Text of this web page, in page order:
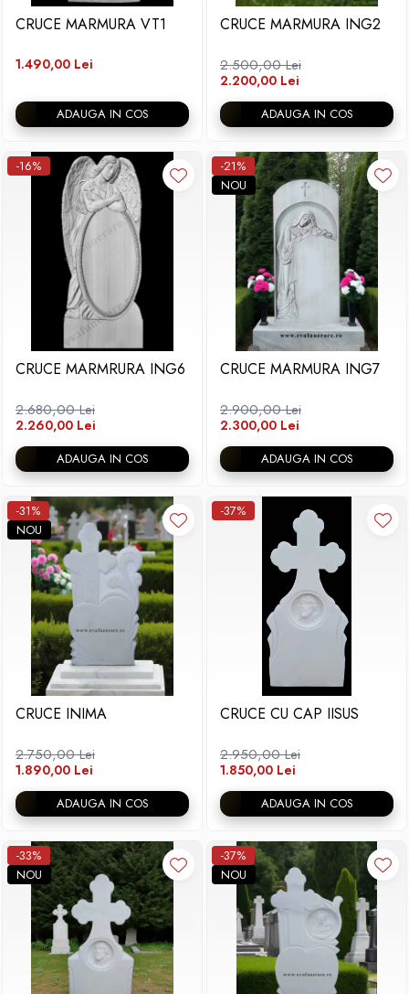
CRUCE MARMURA VT1
1.490,00 Lei
ADAUGA IN COS
CRUCE MARMURA ING2
2.500,00 Lei
2.200,00 Lei
ADAUGA IN COS
-16%
CRUCE MARMRURA ING6
2.680,00 Lei
2.260,00 Lei
ADAUGA IN COS
-21%
NOU
CRUCE MARMURA ING7
2.900,00 Lei
2.300,00 Lei
ADAUGA IN COS
-31%
NOU
CRUCE INIMA
2.750,00 Lei
1.890,00 Lei
ADAUGA IN COS
-37%
CRUCE CU CAP IISUS
2.950,00 Lei
1.850,00 Lei
ADAUGA IN COS
-33%
NOU
-37%
NOU